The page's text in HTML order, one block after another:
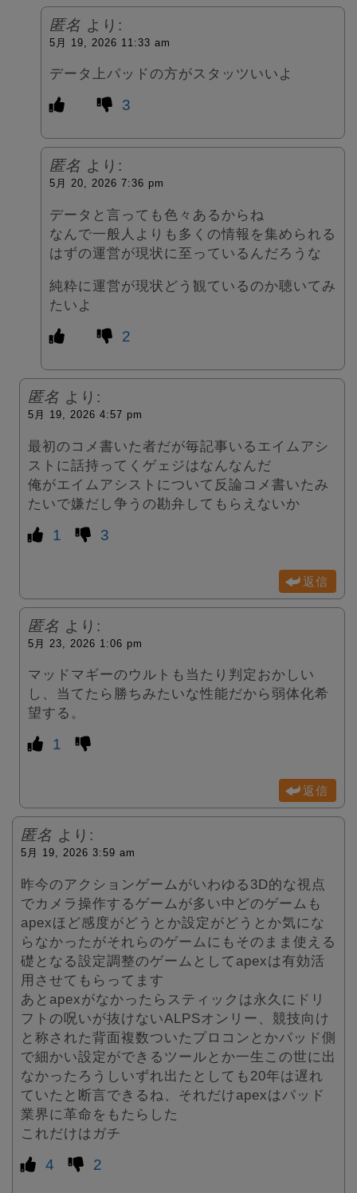
匿名 より:
5月 19, 2026 11:33 am
データ上パッドの方がスタッツいいよ
3
匿名 より:
5月 20, 2026 7:36 pm
データと言っても色々あるからね
なんで一般人よりも多くの情報を集められる
はずの運営が現状に至っているんだろうな
純粋に運営が現状どう観ているのか聴いてみ
たいよ
2
匿名 より:
5月 19, 2026 4:57 pm
最初のコメ書いた者だが毎記事いるエイムアシ
ストに話持ってくゲェジはなんなんだ
俺がエイムアシストについて反論コメ書いたみ
たいで嫌だし争うの勘弁してもらえないか
1 3
返信
匿名 より:
5月 23, 2026 1:06 pm
マッドマギーのウルトも当たり判定おかしい
し、当てたら勝ちみたいな性能だから弱体化希
望する。
1
返信
匿名 より:
5月 19, 2026 3:59 am
昨今のアクションゲームがいわゆる3D的な視点
でカメラ操作するゲームが多い中どのゲームも
apexほど感度がどうとか設定がどうとか気にな
らなかったがそれらのゲームにもそのまま使える
礎となる設定調整のゲームとしてapexは有効活
用させてもらってます
あとapexがなかったらスティックは永久にドリ
フトの呪いが抜けないALPSオンリー、競技向け
と称された背面複数ついたプロコンとかパッド側
で細かい設定ができるツールとか一生この世に出
なかったろうしいずれ出たとしても20年は遅れ
ていたと断言できるね、それだけapexはパッド
業界に革命をもたらした
これだけはガチ
4 2